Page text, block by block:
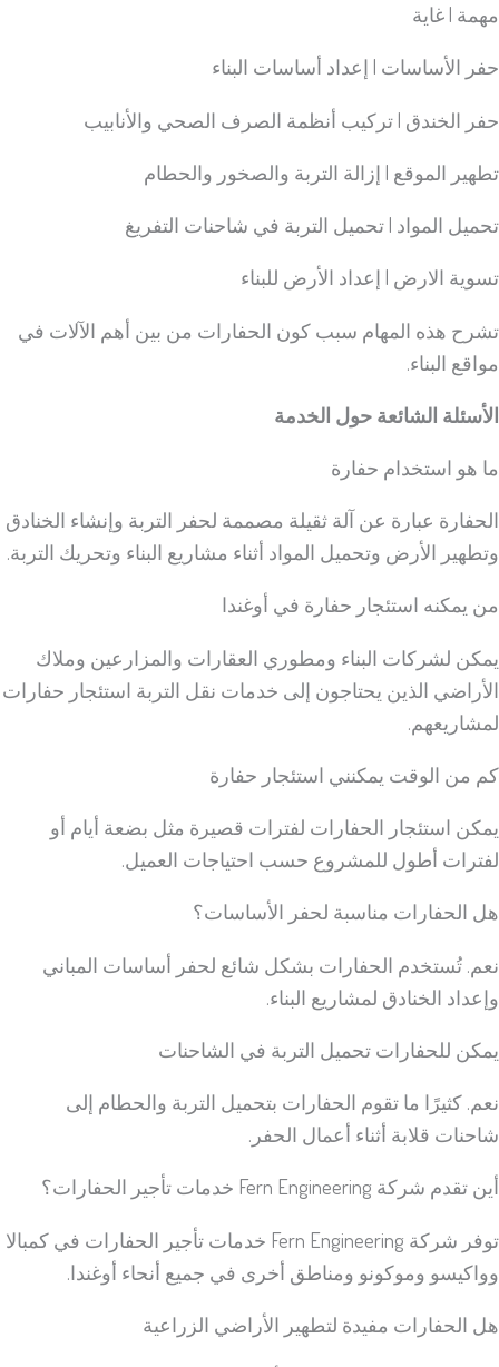
مهمة | غاية
حفر الأساسات | إعداد أساسات البناء
حفر الخندق | تركيب أنظمة الصرف الصحي والأنابيب
تطهير الموقع | إزالة التربة والصخور والحطام
تحميل المواد | تحميل التربة في شاحنات التفريغ
تسوية الارض | إعداد الأرض للبناء
تشرح هذه المهام سبب كون الحفارات من بين أهم الآلات في
مواقع البناء.
الأسئلة الشائعة حول الخدمة
ما هو استخدام حفارة
الحفارة عبارة عن آلة ثقيلة مصممة لحفر التربة وإنشاء الخنادق
وتطهير الأرض وتحميل المواد أثناء مشاريع البناء وتحريك التربة.
من يمكنه استئجار حفارة في أوغندا
يمكن لشركات البناء ومطوري العقارات والمزارعين وملاك
الأراضي الذين يحتاجون إلى خدمات نقل التربة استئجار حفارات
لمشاريعهم.
كم من الوقت يمكنني استئجار حفارة
يمكن استئجار الحفارات لفترات قصيرة مثل بضعة أيام أو
لفترات أطول للمشروع حسب احتياجات العميل.
هل الحفارات مناسبة لحفر الأساسات؟
نعم. تُستخدم الحفارات بشكل شائع لحفر أساسات المباني
وإعداد الخنادق لمشاريع البناء.
يمكن للحفارات تحميل التربة في الشاحنات
نعم. كثيرًا ما تقوم الحفارات بتحميل التربة والحطام إلى
شاحنات قلابة أثناء أعمال الحفر.
أين تقدم شركة Fern Engineering خدمات تأجير الحفارات؟
توفر شركة Fern Engineering خدمات تأجير الحفارات في كمبالا
وواكيسو وموكونو ومناطق أخرى في جميع أنحاء أوغندا.
هل الحفارات مفيدة لتطهير الأراضي الزراعية